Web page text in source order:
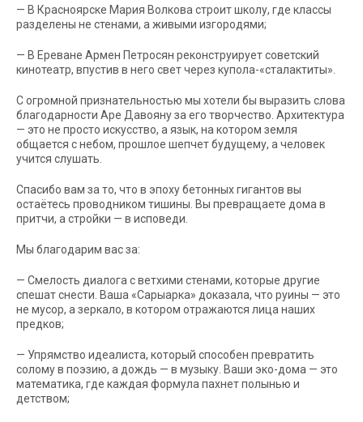
— В Красноярске Мария Волкова строит школу, где классы
разделены не стенами, а живыми изгородями;
— В Ереване Армен Петросян реконструирует советский
кинотеатр, впустив в него свет через купола-«сталактиты».
С огромной признательностью мы хотели бы выразить слова
благодарности Аре Давояну за его творчество. Архитектура
— это не просто искусство, а язык, на котором земля
общается с небом, прошлое шепчет будущему, а человек
учится слушать.
Спасибо вам за то, что в эпоху бетонных гигантов вы
остаётесь проводником тишины. Вы превращаете дома в
притчи, а стройки — в исповеди.
Мы благодарим вас за:
— Смелость диалога с ветхими стенами, которые другие
спешат снести. Ваша «Сарыарка» доказала, что руины — это
не мусор, а зеркало, в котором отражаются лица наших
предков;
— Упрямство идеалиста, который способен превратить
солому в поэзию, а дождь — в музыку. Ваши эко-дома — это
математика, где каждая формула пахнет полынью и
детством;